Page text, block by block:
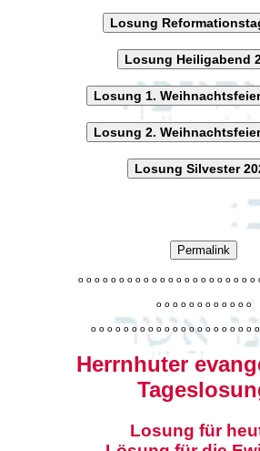
Losung
Losung Heiligabend
Losung 1.
Losung 2.
Losung Silvester
Permalink
o o o o o o o o o o o o o o o o o o o o o o
o o o o o o o o o o o o
o o o o o o o o o o o o o o o o o o o o o
Herrnhuter
Losung für